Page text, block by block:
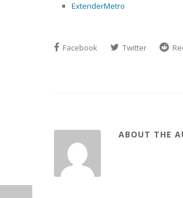
ExtenderMetro
Facebook Twitter
ABOUT THE